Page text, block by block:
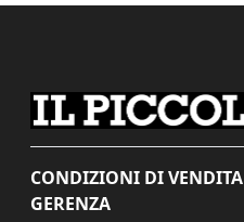
CONDIZIONI DI VENDITA
GERENZA